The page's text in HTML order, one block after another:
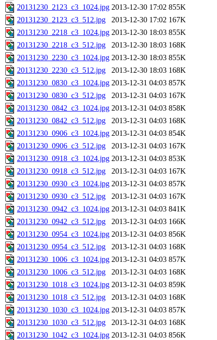
20131230_2123_c3_1024.jpg 2013-12-30 17:02 855K
20131230_2123_c3_512.jpg
2013-12-30 17:02 167K
20131230_2218_c3_1024.jpg 2013-12-30 18:03 855K
20131230_2218_c3_512.jpg
2013-12-30 18:03 168K
20131230_2230_c3_1024.jpg 2013-12-30 18:03 855K
20131230_2230_c3_512.jpg
2013-12-30 18:03 168K
20131230_0830_c3_1024.jpg 2013-12-31 04:03 857K
20131230_0830_c3_512.jpg
2013-12-31 04:03 167K
20131230_0842_c3_1024.jpg 2013-12-31 04:03 858K
20131230_0842_c3_512.jpg
2013-12-31 04:03 168K
20131230_0906_c3_1024.jpg 2013-12-31 04:03 854K
20131230_0906_c3_512.jpg
2013-12-31 04:03 167K
20131230_0918_c3_1024.jpg 2013-12-31 04:03 853K
20131230_0918_c3_512.jpg
2013-12-31 04:03 167K
20131230_0930_c3_1024.jpg 2013-12-31 04:03 857K
20131230_0930_c3_512.jpg
2013-12-31 04:03 167K
20131230_0942_c3_1024.jpg 2013-12-31 04:03 841K
20131230_0942_c3_512.jpg
2013-12-31 04:03 166K
20131230_0954_c3_1024.jpg 2013-12-31 04:03 856K
20131230_0954_c3_512.jpg
2013-12-31 04:03 168K
20131230_1006_c3_1024.jpg 2013-12-31 04:03 857K
20131230_1006_c3_512.jpg
2013-12-31 04:03 168K
20131230_1018_c3_1024.jpg 2013-12-31 04:03 859K
20131230_1018_c3_512.jpg
2013-12-31 04:03 168K
20131230_1030_c3_1024.jpg 2013-12-31 04:03 857K
20131230_1030_c3_512.jpg
2013-12-31 04:03 168K
20131230_1042_c3_1024.jpg 2013-12-31 04:03 856K